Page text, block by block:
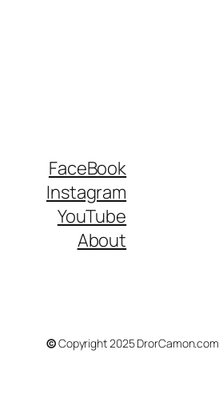
FaceBook
Instagram
YouTube
About
Copyright 2025 DrorCamon.com
©